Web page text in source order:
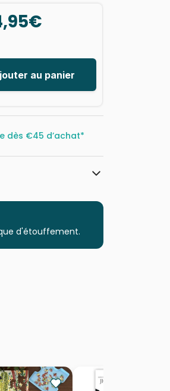
au panier
dès €45 d’achat*
(500 à 48.000
d'étouffement.